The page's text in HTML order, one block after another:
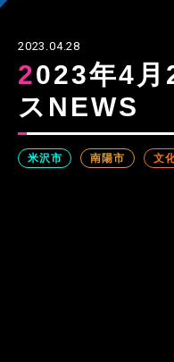
2023.04.28
2023年4月28日Nトピ＋プラ
スNEWS
米沢市 南陽市 文